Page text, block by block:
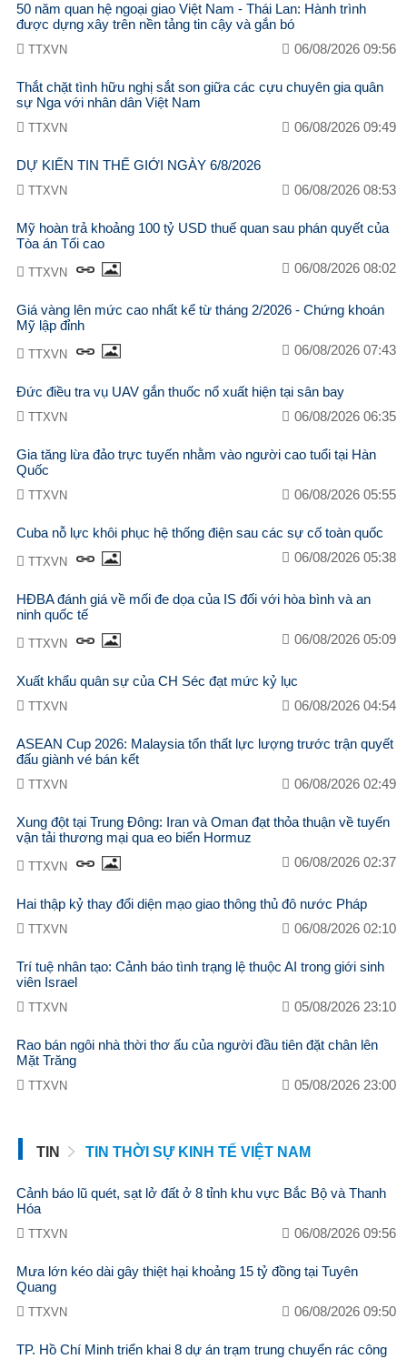
50 năm quan hệ ngoại giao Việt Nam - Thái Lan: Hành trình
được dựng xây trên nền tảng tin cậy và gắn bó
TTXVN 06/08/2026 09:56
Thắt chặt tình hữu nghị sắt son giữa các cựu chuyên gia quân
sự Nga với nhân dân Việt Nam
TTXVN 06/08/2026 09:49
DỰ KIẾN TIN THẾ GIỚI NGÀY 6/8/2026
TTXVN 06/08/2026 08:53
Mỹ hoàn trả khoảng 100 tỷ USD thuế quan sau phán quyết của
Tòa án Tối cao
TTXVN 06/08/2026 08:02
Giá vàng lên mức cao nhất kể từ tháng 2/2026 - Chứng khoán
Mỹ lập đỉnh
TTXVN 06/08/2026 07:43
Đức điều tra vụ UAV gắn thuốc nổ xuất hiện tại sân bay
TTXVN 06/08/2026 06:35
Gia tăng lừa đảo trực tuyến nhằm vào người cao tuổi tại Hàn
Quốc
TTXVN 06/08/2026 05:55
Cuba nỗ lực khôi phục hệ thống điện sau các sự cố toàn quốc
TTXVN 06/08/2026 05:38
HĐBA đánh giá về mối đe dọa của IS đối với hòa bình và an
ninh quốc tế
TTXVN 06/08/2026 05:09
Xuất khẩu quân sự của CH Séc đạt mức kỷ lục
TTXVN 06/08/2026 04:54
ASEAN Cup 2026: Malaysia tổn thất lực lượng trước trận quyết
đấu giành vé bán kết
TTXVN 06/08/2026 02:49
Xung đột tại Trung Đông: Iran và Oman đạt thỏa thuận về tuyến
vận tải thương mại qua eo biển Hormuz
TTXVN 06/08/2026 02:37
Hai thập kỷ thay đổi diện mạo giao thông thủ đô nước Pháp
TTXVN 06/08/2026 02:10
Trí tuệ nhân tạo: Cảnh báo tình trạng lệ thuộc AI trong giới sinh
viên Israel
TTXVN 05/08/2026 23:10
Rao bán ngôi nhà thời thơ ấu của người đầu tiên đặt chân lên
Mặt Trăng
TTXVN 05/08/2026 23:00
TIN TIN THỜI SỰ KINH TẾ VIỆT NAM
Cảnh báo lũ quét, sạt lở đất ở 8 tỉnh khu vực Bắc Bộ và Thanh
Hóa
TTXVN 06/08/2026 09:56
Mưa lớn kéo dài gây thiệt hại khoảng 15 tỷ đồng tại Tuyên
Quang
TTXVN 06/08/2026 09:50
TP. Hồ Chí Minh triển khai 8 dự án trạm trung chuyển rác công